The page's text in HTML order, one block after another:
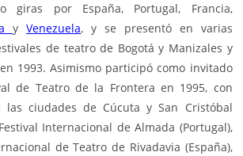
giras por España, Portugal, Francia,
yVenezuela, y se presentó en varias
de teatro de Bogotá y Manizales y
1993. Asimismo participó como invitado
de Teatro de la Frontera en 1995, con
las ciudades de Cúcuta y San Cristóbal
Internacional de Almada (Portugal),
de Teatro de Rivadavia (España),